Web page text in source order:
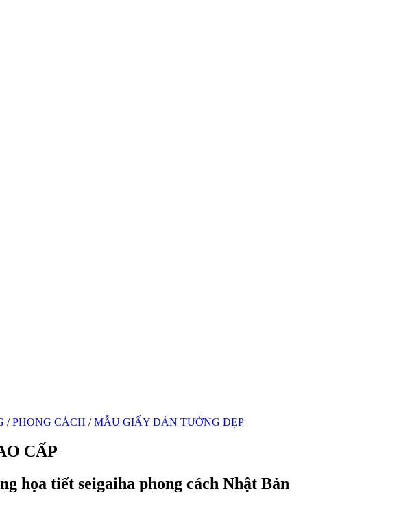
/ PHONG CÁCH / MẪU GIẤY DÁN TƯỜNG ĐẸP
CẤP
họa tiết seigaiha phong cách Nhật Bản